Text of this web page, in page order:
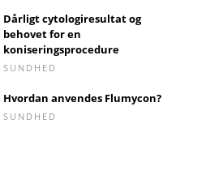
Dårligt cytologiresultat og
behovet for en
koniseringsprocedure
SUNDHED
Hvordan anvendes Flumycon?
SUNDHED